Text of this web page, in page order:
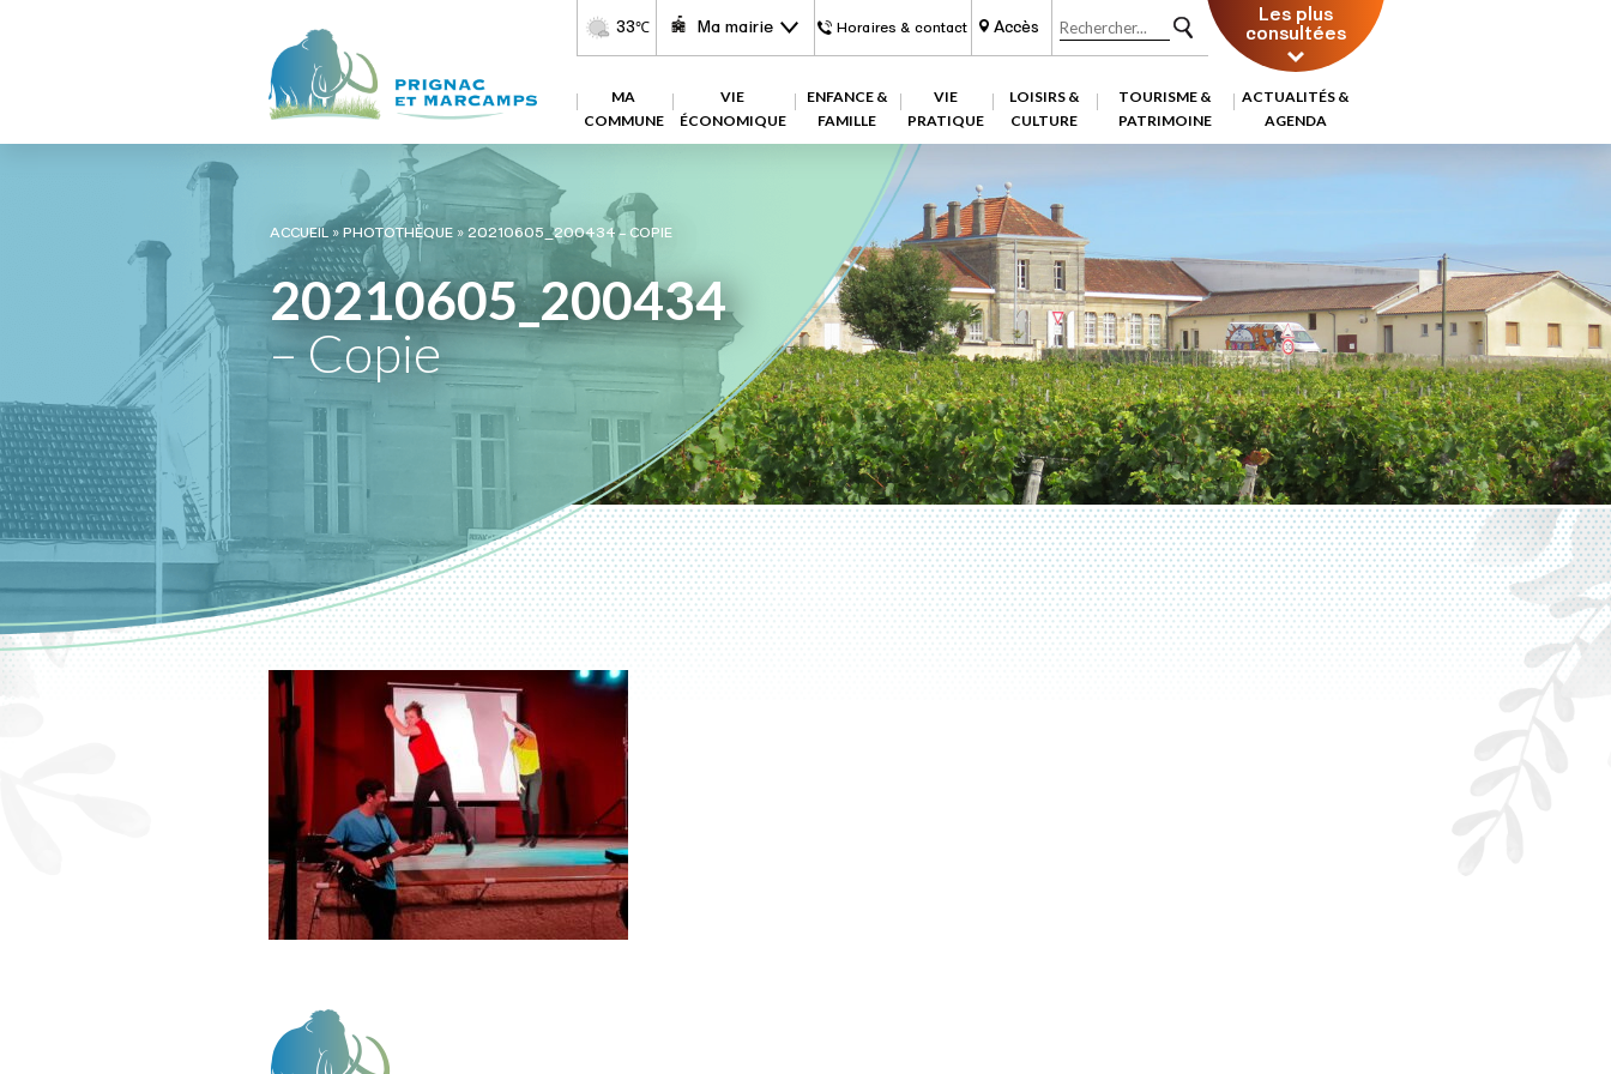
33℃ Ma mairie Horaires & contact Accès Les plus
consultées
MA
COMMUNE
VIE
ÉCONOMIQUE
ENFANCE &
FAMILLE
VIE
PRATIQUE
LOISIRS &
CULTURE
TOURISME &
PATRIMOINE
ACTUALITÉS &
AGENDA
ACCUEIL»PHOTOTHÈQUE»20210605_200434 – COPIE
20210605_200434
– Copie